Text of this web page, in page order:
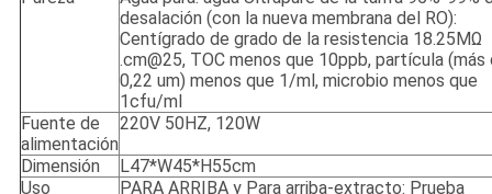
desalación (con la nueva membrana del RO):
Centígrado de grado de la resistencia 18.25MΩ
.cm@25, TOC menos que 10ppb, partícula (más
0,22 um) menos que 1/ml, microbio menos que
1cfu/ml
Fuente de
alimentación
220V 50HZ, 120W
Dimensión
L47*W45*H55cm
Uso
PARA ARRIBA y Para arriba-extracto: Prueba